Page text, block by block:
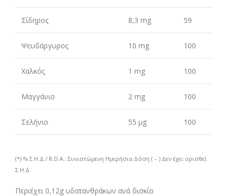
Σίδηρος 8,3 mg 59
Ψευδάργυρος 10 mg 100
Χαλκός 1 mg 100
Μαγγάνιο 2 mg 100
Σελήνιο 55 μg 100
(*) % Σ.Η.Δ./ R.D.A.: Συνιστώμενη Ημερήσια Δόση ( – ) Δεν έχει ορισθεί
Σ.Η.Δ.
Περιέχει 0,12g υδατανθράκων ανά δισκίο